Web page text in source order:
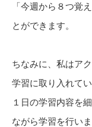
「今週から８つ覚
とができます。
ちなみに、私はア
学習に取り入れてい
１日の学習内容を
ながら学習を行いま